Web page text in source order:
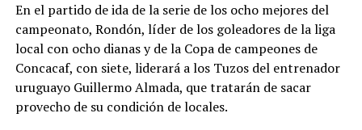
En el partido de ida de la serie de los ocho mejores del
campeonato, Rondón, líder de los goleadores de la liga
local con ocho dianas y de la Copa de campeones de
Concacaf, con siete, liderará a los Tuzos del entrenador
uruguayo Guillermo Almada, que tratarán de sacar
provecho de su condición de locales.